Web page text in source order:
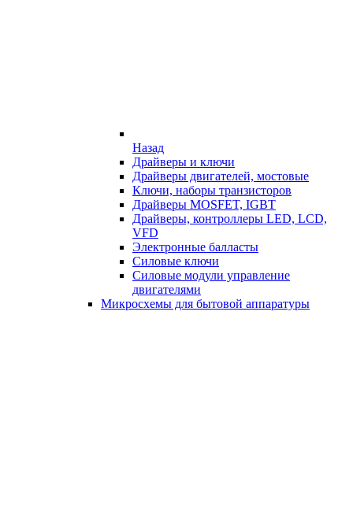
Назад
Драйверы и ключи
Драйверы двигателей, мостовые
Ключи, наборы транзисторов
Драйверы MOSFET, IGBT
Драйверы, контроллеры LED, LCD,
VFD
Электронные балласты
Силовые ключи
Силовые модули управление
двигателями
Микросхемы для бытовой аппаратуры